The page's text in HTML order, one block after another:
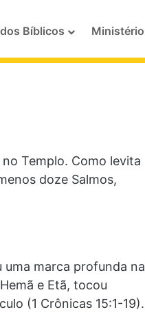
Bíblicos Ministério
Templo. Como levita
doze Salmos,
uma marca profunda na
e Etã, tocou
(1 Crônicas 15:1-19).